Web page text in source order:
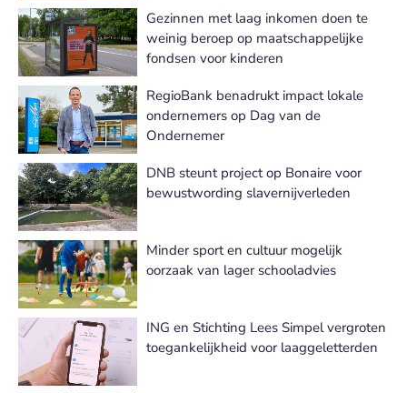
Gezinnen met laag inkomen doen te
weinig beroep op maatschappelijke
fondsen voor kinderen
RegioBank benadrukt impact lokale
ondernemers op Dag van de
Ondernemer
DNB steunt project op Bonaire voor
bewustwording slavernijverleden
Minder sport en cultuur mogelijk
oorzaak van lager schooladvies
ING en Stichting Lees Simpel vergroten
toegankelijkheid voor laaggeletterden